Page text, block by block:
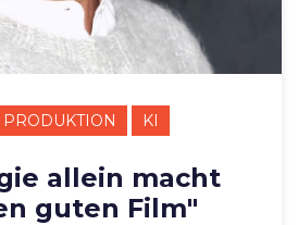
PRODUKTION KI
allein macht
guten Film"